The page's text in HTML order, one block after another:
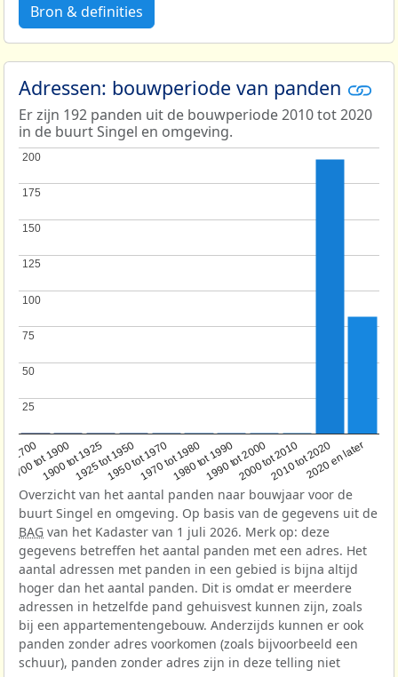
Bron & definities
Adressen: bouwperiode van panden
Er zijn 192 panden uit de bouwperiode 2010 tot 2020
in de buurt Singel en omgeving.
1700
1700 tot 1900
1900 tot 19251925 tot 19501950 tot 19701970 tot 19801980 tot 19901990 tot 20002000 tot 20102010 tot 20202020 en later
25
25
50
50
75
75
100
100
125
125
150
150
175
175
200
200
Overzicht van het aantal panden naar bouwjaar voor de
buurt Singel en omgeving. Op basis van de gegevens uit de
BAG van het Kadaster van 1 juli 2026. Merk op: deze
gegevens betreffen het aantal panden met een adres. Het
aantal adressen met panden in een gebied is bijna altijd
hoger dan het aantal panden. Dit is omdat er meerdere
adressen in hetzelfde pand gehuisvest kunnen zijn, zoals
bij een appartementengebouw. Anderzijds kunnen er ook
panden zonder adres voorkomen (zoals bijvoorbeeld een
schuur), panden zonder adres zijn in deze telling niet